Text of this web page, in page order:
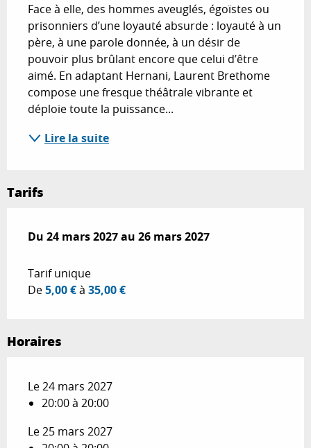
Face à elle, des hommes aveuglés, égoïstes ou
prisonniers d’une loyauté absurde : loyauté à un
père, à une parole donnée, à un désir de
pouvoir plus brûlant encore que celui d’être
aimé. En adaptant Hernani, Laurent Brethome
compose une fresque théâtrale vibrante et
déploie toute la puissance...
Lire la suite
Tarifs
Du 24 mars 2027au 26 mars 2027
Du 24 mars 2027au 26 mars 2027
Tarif unique
De5,00 €à 35,00 €
Horaires
Le 24 mars 2027
20:00 à 20:00
Le 25 mars 2027